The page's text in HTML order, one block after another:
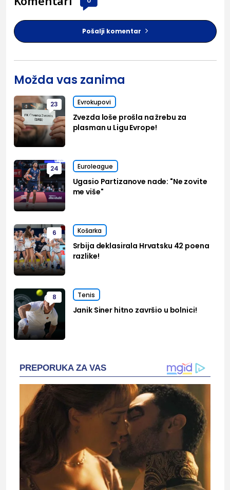
Pošalji komentar
Možda vas zanima
23 Evrokupovi
Zvezda loše prošla na žrebu za
plasman u Ligu Evrope!
24 Euroleague
Ugasio Partizanove nade: "Ne zovite
me više"
6 Košarka
Srbija deklasirala Hrvatsku 42 poena
razlike!
8 Tenis
Janik Siner hitno završio u bolnici!
PREPORUKA ZA VAS